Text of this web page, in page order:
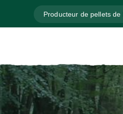
Producteur de pellets